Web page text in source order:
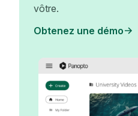
vôtre.
Obtenez une démo